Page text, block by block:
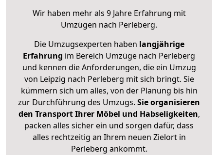
Wir haben mehr als 9 Jahre Erfahrung mit
Umzügen nach Perleberg.
Die Umzugsexperten haben langjährige
Erfahrung im Bereich Umzüge nach Perleberg
und kennen die Anforderungen, die ein Umzug
von Leipzig nach Perleberg mit sich bringt. Sie
kümmern sich um alles, von der Planung bis hin
zur Durchführung des Umzugs. Sie organisieren
den Transport Ihrer Möbel und Habseligkeiten,
packen alles sicher ein und sorgen dafür, dass
alles rechtzeitig an Ihrem neuen Zielort in
Perleberg ankommt.